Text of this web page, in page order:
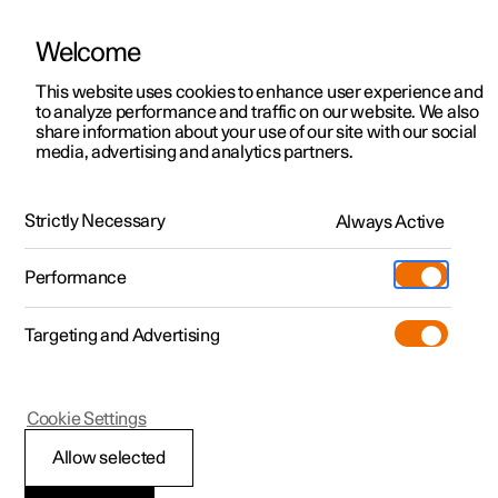
Polestar 2
Polestar 3
Polestar 4
Pre-owned
Shop
Mere
Udforsk Polestar 2
Kampagner
Nye lagerbiler
Prøvetur
Nye lagerbiler
Udforsk Polestar 4
Kampagner
Nye lagerbiler
Pre-owned-programmet
Pre-owned Polestar 2
Kampagner til privatkunder
Tilbud til erhvervskunder
Nye lagerbiler
Byg din bil
Pre-owned
Prøvetur
Extras tilbehør
(Åbner i et nyt vindue)
Experiences
Firmabil
Find os
Servicelokationer
Ejerskab
Opladning
Om Polestar
Bæredygtighed
HåndbogVideogalleriSoftwareopdateringer
Midterdisplay
Polestar 2
Midterdisplayets
Welcome
This website uses cookies to enhance user experience and
to analyze performance and traffic on our website. We also
share information about your use of our site with our social
media, advertising and analytics partners.
Strictly Necessary Always Active
Performance
Targeting and Advertising
Allow selected
Cookie Settings